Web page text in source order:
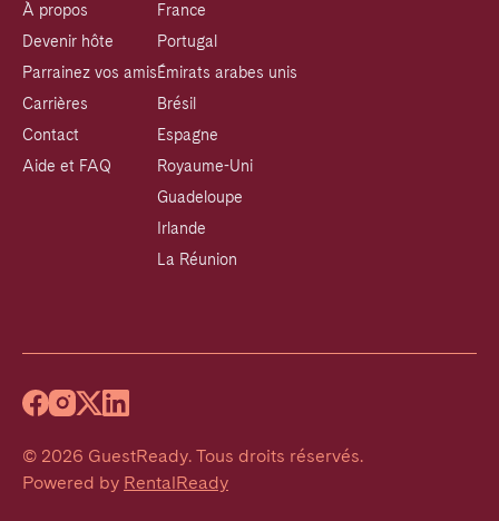
À propos
Devenir hôte
Parrainez vos amis
Carrières
Contact
Aide et FAQ
France
Portugal
Émirats arabes unis
Brésil
Espagne
Royaume-Uni
Guadeloupe
Irlande
La Réunion
© 2026 GuestReady. Tous droits réservés.
Powered by RentalReady